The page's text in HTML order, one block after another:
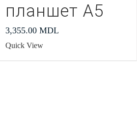
планшет А5
3,355.00MDL
Quick View